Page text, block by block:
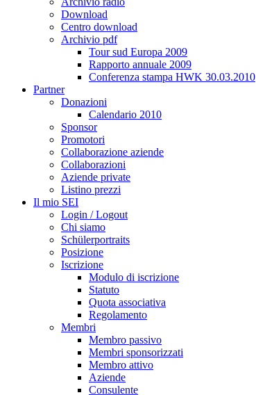
Download
Centro download
Archivio pdf
Tour sud Europa 2009
Rapporto annuale 2009
Conferenza stampa HWK 30.03.2010
Partner
Donazioni
Calendario 2010
Sponsor
Promotori
Collaborazione aziende
Collaborazioni
Aziende private
Listino prezzi
Il mio SEI
Login / Logout
Chi siamo
Schülerportraits
Posizione
Iscrizione
Modulo di iscrizione
Statuto
Quota associativa
Regolamento
Membri
Membro passivo
Membri sponsorizzati
Membro attivo
Aziende
Consulente